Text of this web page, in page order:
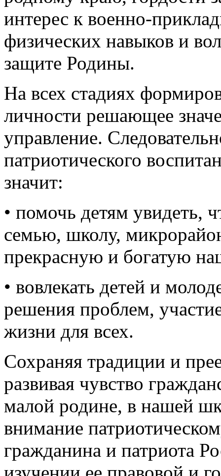
На всех стадиях
личности решающее
управление.
патриотического
значит:
• помочь детям увидеть,
семью, школу,
прекрасную и богатую
• вовлекать детей и
решения проблем,
жизни для всех.
Сохраняя традиции и
развивая чувство
малой родине, в нашей
внимание
гражданина и патриота
изучении ее правовой и
символики, истории
деятельности
гордости за свою страну.